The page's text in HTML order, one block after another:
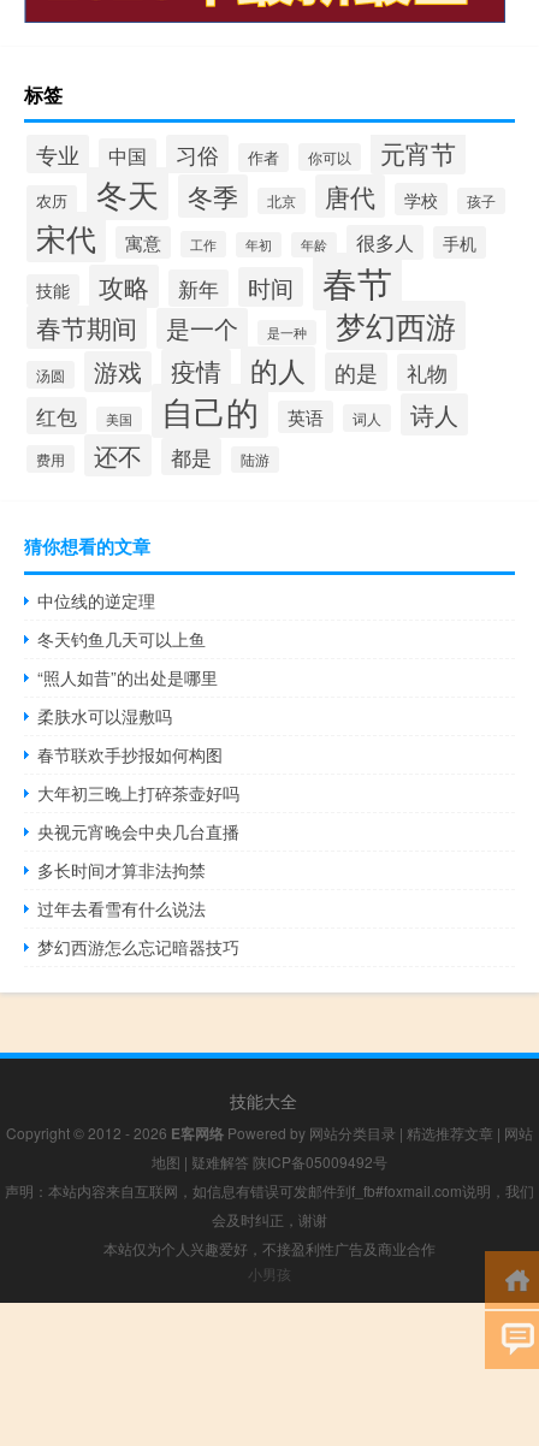
标签
专业 中国 习俗 作者 你可以 元宵节
农历 冬天 冬季 北京 唐代 学校 孩子
宋代 寓意 工作 年初 年龄 很多人 手机
技能 攻略 新年 时间 春节
春节期间 是一个 是一种 梦幻西游
汤圆 游戏 疫情 的人 的是
礼物
红包
美国 自己的 英语 词人 诗人
费用 还不 都是 陆游
猜你想看的文章
中位线的逆定理
冬天钓鱼几天可以上鱼
“照人如昔”的出处是哪里
柔肤水可以湿敷吗
春节联欢手抄报如何构图
大年初三晚上打碎茶壶好吗
央视元宵晚会中央几台直播
多长时间才算非法拘禁
过年去看雪有什么说法
梦幻西游怎么忘记暗器技巧
技能大全
Copyright © 2012 - 2026 E客网络 Powered by 网站分类目录 | 精选推荐文章 | 网站
地图 | 疑难解答 陕ICP备05009492号
声明：本站内容来自互联网，如信息有错误可发邮件到f_fb#foxmail.com说明，我们
会及时纠正，谢谢
本站仅为个人兴趣爱好，不接盈利性广告及商业合作
小男孩